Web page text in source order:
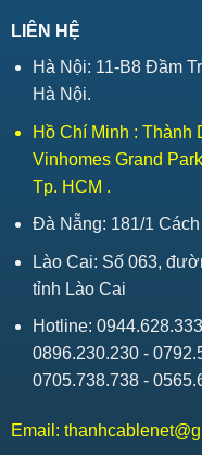
LIÊN HỆ
Hà Nội: 11-B8 Đầm
Hà Nội.
Hồ Chí Minh : Thành
Vinhomes Grand
Tp. HCM .
Đà Nẵng: 181/1
Lào Cai: Số 063,
tỉnh Lào Cai
Hotline:
0896.230.230 -
0705.738.738 -
Email: